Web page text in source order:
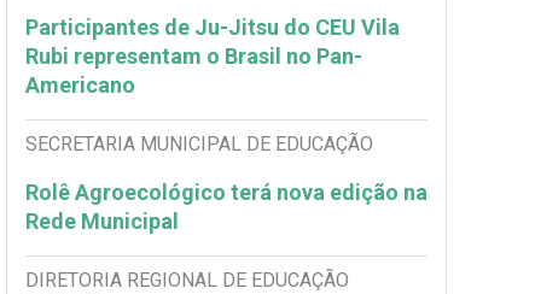
Participantes de Ju-Jitsu do CEU Vila
Rubi representam o Brasil no Pan-
Americano
SECRETARIA MUNICIPAL DE EDUCAÇÃO
Rolê Agroecológico terá nova edição na
Rede Municipal
DIRETORIA REGIONAL DE EDUCAÇÃO